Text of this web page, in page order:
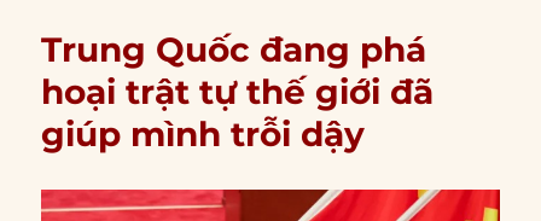
Trung Quốc đang phá
hoại trật tự thế giới đã
giúp mình trỗi dậy